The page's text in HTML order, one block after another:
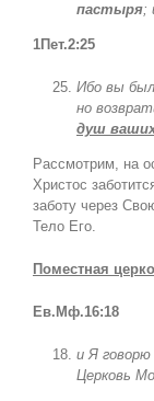
пастыря;
1Пет.2:25
Ибо вы
но
душ
Рассмотрим, на
Христос
заботу через
Тело Его.
Поместная
Ев.Мф.16:18
и Я
Церковь